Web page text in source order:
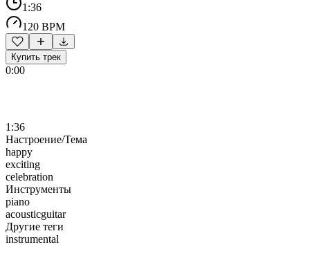
1:36
120 BPM
Купить трек
0:00
1:36
Настроение/Тема
happy
exciting
celebration
Инструменты
piano
acousticguitar
Другие теги
instrumental